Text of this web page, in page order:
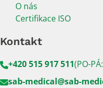
O nás
Certifikace ISO
Kontakt
+420 515 917 511(PO-
sab-medical@sab-